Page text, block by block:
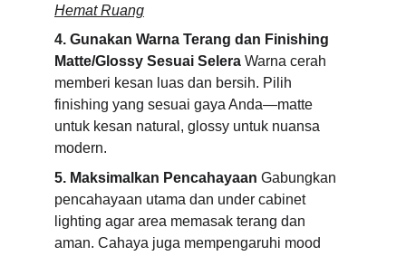
Hemat Ruang
4. Gunakan Warna Terang dan Finishing
Matte/Glossy Sesuai Selera Warna cerah
memberi kesan luas dan bersih. Pilih
finishing yang sesuai gaya Anda—matte
untuk kesan natural, glossy untuk nuansa
modern.
5. Maksimalkan Pencahayaan Gabungkan
pencahayaan utama dan under cabinet
lighting agar area memasak terang dan
aman. Cahaya juga mempengaruhi mood